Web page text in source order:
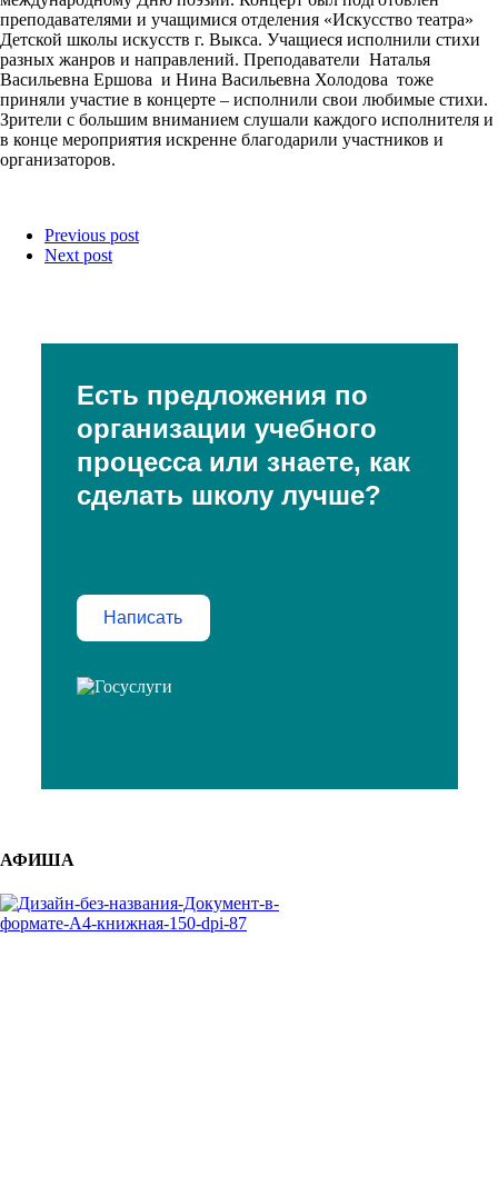
преподавателями и учащимися отделения «Искусство театра»
Детской школы искусств г. Выкса. Учащиеся исполнили стихи
разных жанров и направлений. Преподаватели Наталья
Васильевна Ершова и Нина Васильевна Холодова тоже
приняли участие в концерте – исполнили свои любимые стихи.
Зрители с большим вниманием слушали каждого исполнителя и
в конце мероприятия искренне благодарили участников и
организаторов.
Previous post
Next post
Есть предложения по
организации учебного
процесса или знаете, как
сделать школу лучше?
Написать
АФИША